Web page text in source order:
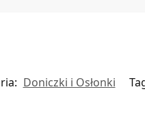
Doniczki i Osłonki